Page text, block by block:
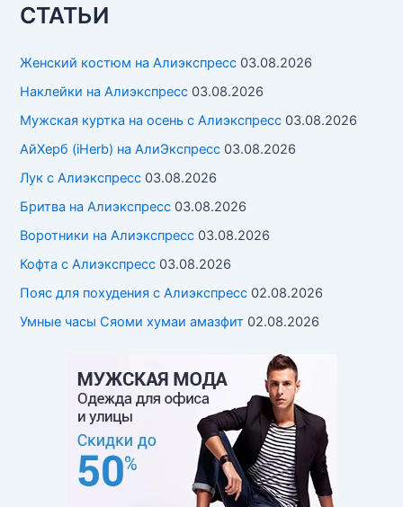
СТАТЬИ
Женский костюм на Алиэкспресс 03.08.2026
Наклейки на Алиэкспресс 03.08.2026
Мужская куртка на осень с Алиэкспресс 03.08.2026
АйХерб (iHerb) на АлиЭкспресс 03.08.2026
Лук с Алиэкспресс 03.08.2026
Бритва на Алиэкспресс 03.08.2026
Воротники на Алиэкспресс 03.08.2026
Кофта с Алиэкспресс 03.08.2026
Пояс для похудения с Алиэкспресс 02.08.2026
Умные часы Cяоми хумаи амазфит 02.08.2026